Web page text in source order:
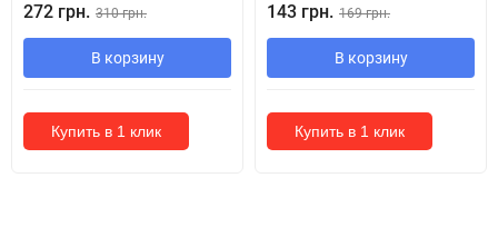
272 грн. 310 грн.
В корзину
Купить в 1 клик
143 грн. 169 грн.
В корзину
Купить в 1 клик